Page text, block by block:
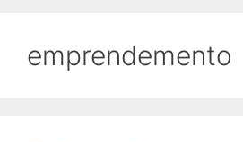
emprendemento